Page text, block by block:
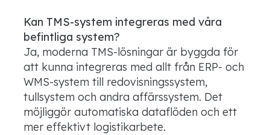
Kan TMS-system integreras med våra
befintliga system?
Ja, moderna TMS-lösningar är byggda för
att kunna integreras med allt från ERP- och
WMS-system till redovisningssystem,
tullsystem och andra affärssystem. Det
möjliggör automatiska dataflöden och ett
mer effektivt logistikarbete.